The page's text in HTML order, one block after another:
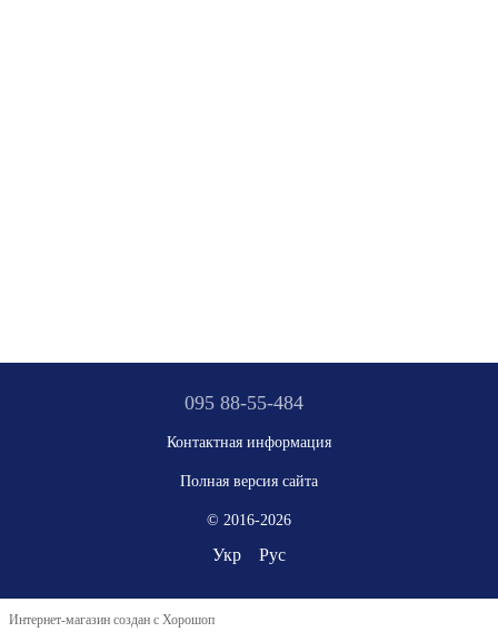
095 88-55-484
Контактная информация
Полная версия сайта
© 2016-2026
Укр Рус
Интернет-магазин создан с Хорошоп